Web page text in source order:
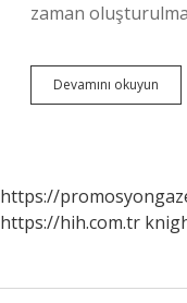
zaman
Devamını okuyun
Ne
https://
https://hih.com.tr